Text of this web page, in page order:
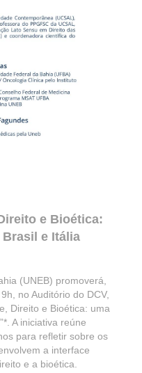
e Bioética:
e Itália
(UNEB) promoverá,
no Auditório do DCV,
Direito e Bioética: uma
A iniciativa reúne
para refletir sobre os
a interface
e a bioética.